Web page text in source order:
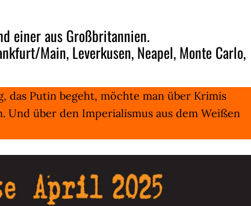
einer aus Großbritannien.
Main, Leverkusen, Neapel, Monte Carlo,
das Putin begeht, möchte man über Krimis
Und über den Imperialismus aus dem Weißen